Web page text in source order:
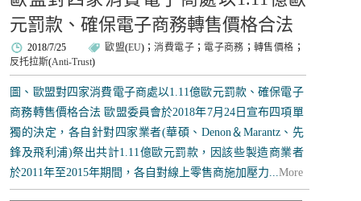
元罰款、確保電子商務轉售價格合法
2018/7/25 歐盟(EU)；消費電子； 電子商務 ； 轉售價格 ；
反托拉斯(Anti-Trust)
圖、歐盟對四家消費電子商處以1.11億歐元罰款、確保電子
商務轉售價格合法 歐盟委員會於2018年7月24日宣布四項單
獨的決定，各自針對四家業者(華碩、Denon＆Marantz、先
鋒及飛利浦)祭出共計1.11億歐元罰款，因該些製造商業者
於2011年至2015年期間，各自對線上零售商施加壓力...More